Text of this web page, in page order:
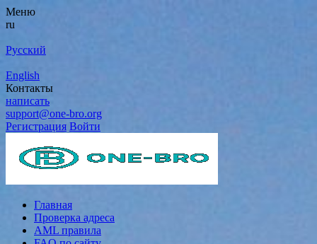
Меню
ru
Русский
English
Контакты
написать
support@one-bro.org
Регистрация Войти
Главная
Проверка адреса
AML правила